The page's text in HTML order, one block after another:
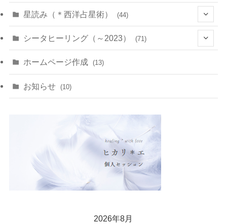
(1)
(22)
(7)
(4)
(7)
(11)
(10)
(15)
星読み（＊西洋占星術） (44)
(11)
(8)
シータヒーリング（～2023） (71)
(14)
(18)
ホームページ作成 (13)
お知らせ (10)
2026年8月